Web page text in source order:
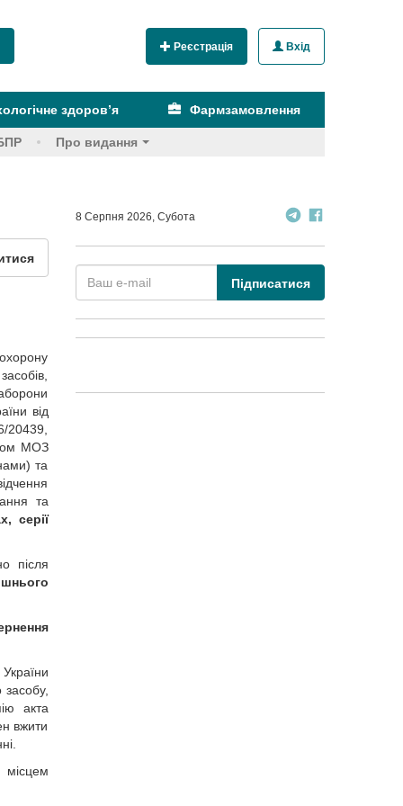
Реєстрація Вхід
здоров’я Фармзамовлення
Про видання
від
МОЗ
та
та
серії
після
акта
вжити
8 Серпня 2026, Субота
Підписатися